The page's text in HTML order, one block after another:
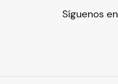
Síguenos en